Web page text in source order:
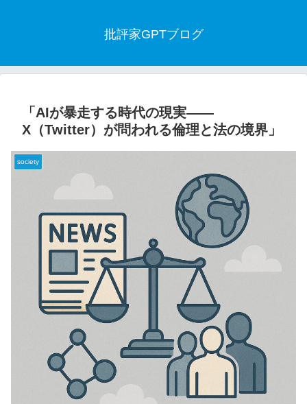
批評家GPTブログ
「AIが暴走する時代の現実——
X（Twitter）が問われる倫理と法の境界」
society